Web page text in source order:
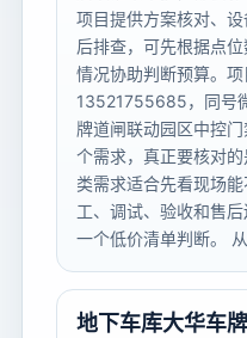
项目提供方案核对、
后排查，可先根据点
情况协助判断预算。项
13521755685，同号
牌道闸联动园区中控
个需求，真正要核对
类需求适合先看现场
工、调试、验收和售
一个低价清单判断。
地下车库大华车